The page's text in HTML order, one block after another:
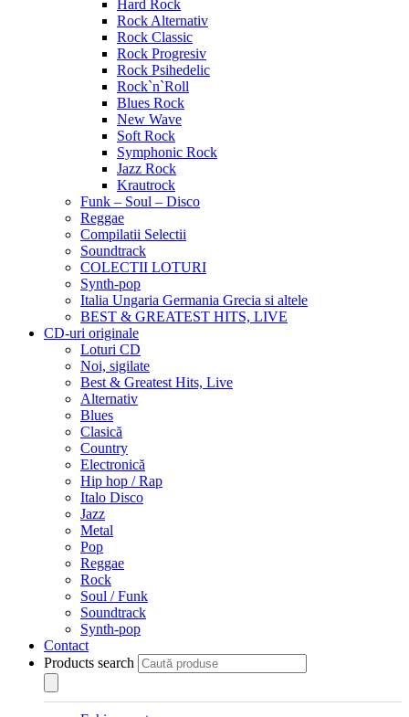
Hard Rock
Rock Alternativ
Rock Classic
Rock Progresiv
Rock Psihedelic
Rock`n`Roll
Blues Rock
New Wave
Soft Rock
Symphonic Rock
Jazz Rock
Krautrock
Funk – Soul – Disco
Reggae
Compilatii Selectii
Soundtrack
COLECTII LOTURI
Synth-pop
Italia Ungaria Germania Grecia si altele
BEST & GREATEST HITS, LIVE
CD-uri originale
Loturi CD
Noi, sigilate
Best & Greatest Hits, Live
Alternativ
Blues
Clasică
Country
Electronică
Hip hop / Rap
Italo Disco
Jazz
Metal
Pop
Reggae
Rock
Soul / Funk
Soundtrack
Synth-pop
Contact
Products search